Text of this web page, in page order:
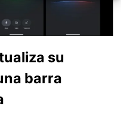
su
barra